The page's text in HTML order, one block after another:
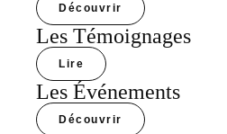
Découvrir
Les Témoignages
Lire
Les Événements
Découvrir